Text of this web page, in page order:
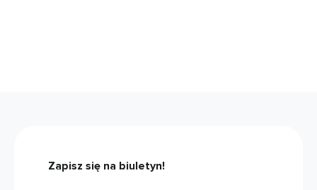
Zapisz się na biuletyn!